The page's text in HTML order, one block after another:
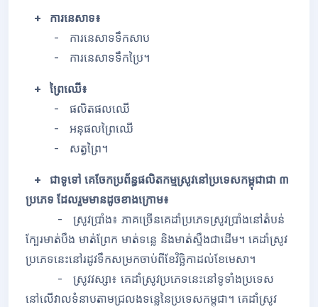
+ ការនេសាទ៖
- ការនេសាទទឹកសាប
- ការនេសាទទឹកប្រៃ។
+ ព្រៃឈើ៖
- ផលិតផលឈើ
- អនុផលព្រៃឈើ
- សត្វព្រៃ។
+ ជាទូទៅ គេចែកប្រព័ន្ធផលិតកម្មស្រូវនៅប្រទេសកម្ពុជាជា ៣
ប្រភេទ ដែលរួមមានដូចខាងក្រោម៖
- ស្រូវប្រាំង៖ ភាគច្រើនគេដាំប្រភេទស្រូវប្រាំងនៅតំបន់
ក្បែរមាត់បឹង មាត់ព្រែក មាត់ទន្លេ និងមាត់ស្ទឹងជាដើម។ គេដាំស្រូវ
ប្រភេទនេះនៅរដូវទឹកសម្រកចាប់ពីខែវិច្ឆិកាដល់ខែមេសា។
- ស្រូវវស្សា៖ គេដាំស្រូវប្រភេទនេះនៅទូទាំងប្រទេស
នៅលើវាលទំនាបតាមជ្រលងទន្លេនៃប្រទេសកម្ពុជា។ គេដាំស្រូវ